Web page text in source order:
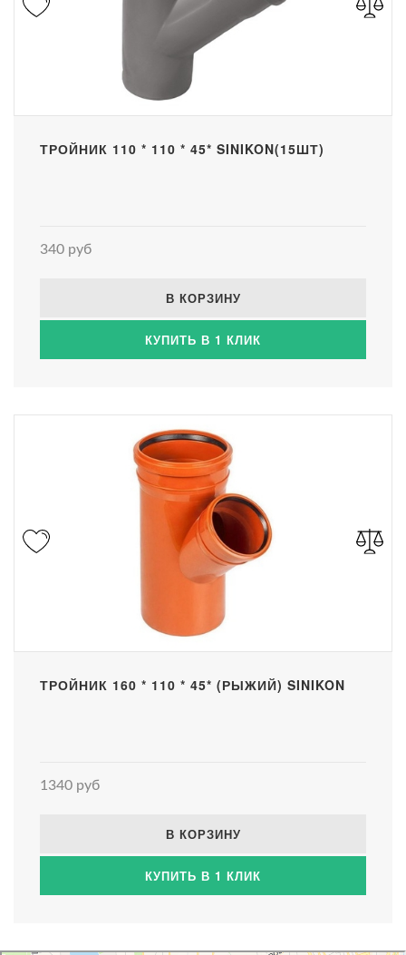
ТРОЙНИК 110 * 110 * 45* SINIKON(15ШТ)
340 руб
В КОРЗИНУ
КУПИТЬ В 1 КЛИК
ТРОЙНИК 160 * 110 * 45* (РЫЖИЙ) SINIKON
1340 руб
В КОРЗИНУ
КУПИТЬ В 1 КЛИК